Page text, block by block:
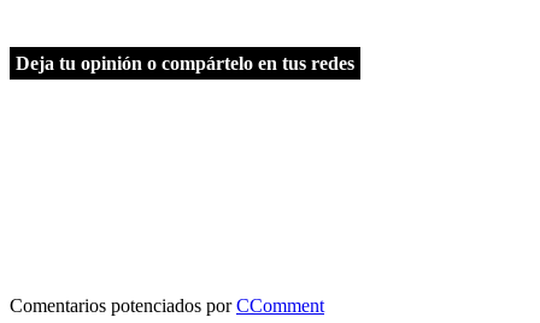
Deja tu opinión o compártelo en tus redes
Comentarios potenciados porCComment